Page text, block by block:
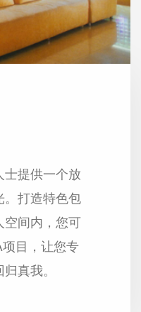
士提供一个放
。打造特色包
空间内，您可
项目，让您专
真我。